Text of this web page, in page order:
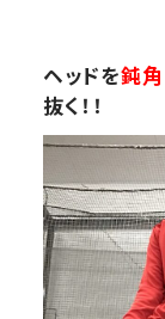
ヘッドを鈍角
抜く！！